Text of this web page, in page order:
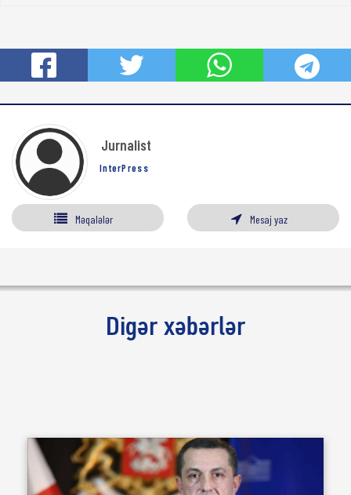
Jurnalist
InterPress
Məqalələr Mesaj yaz
Digər xəbərlər